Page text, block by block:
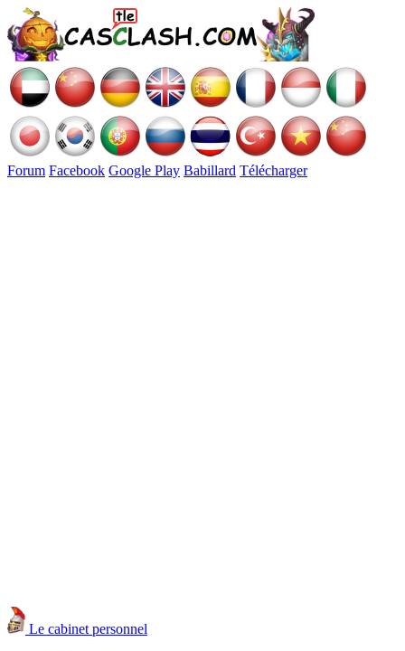
Forum Facebook Google Play Babillard Télécharger
Le cabinet personnel